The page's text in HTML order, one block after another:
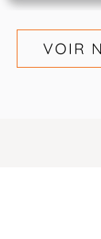
VOIR